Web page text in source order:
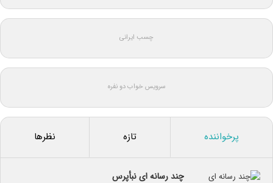
چسب ایرانی
سرویس خواب دو نفره
پرخواننده تازه نظرها
چند رسانه ای نبأپرس